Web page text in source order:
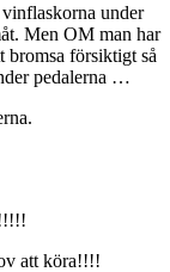
under
Men OM man har
bromsa försiktigt så
pedalerna …
att köra!!!!